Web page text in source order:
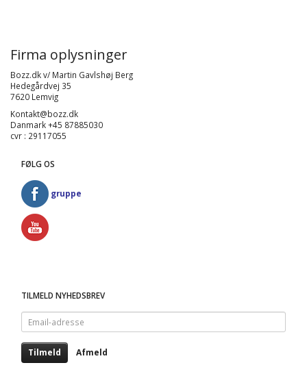
Firma oplysninger
Bozz.dk v/ Martin Gavlshøj Berg
Hedegårdvej 35
7620 Lemvig
Kontakt@bozz.dk
Danmark +45 87885030
cvr : 29117055
FØLG OS
gruppe
TILMELD NYHEDSBREV
Email-
adresse
Tilmeld Afmeld